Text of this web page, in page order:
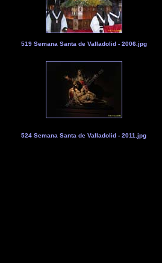
519 Semana Santa de Valladolid - 2006.jpg
524 Semana Santa de Valladolid - 2011.jpg